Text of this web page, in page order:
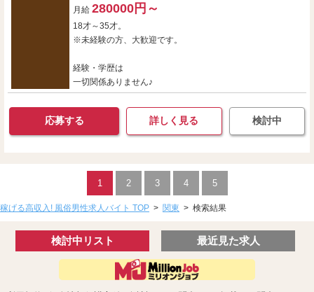
月給 280000円～
18才～35才。
※未経験の方、大歓迎です。
経験・学歴は
一切関係ありません♪
応募する 詳しく見る 検討中
1 2 3 4 5
稼げる高収入! 風俗男性求人バイト TOP > 関東 > 検索結果
検討中リスト 最近見た求人